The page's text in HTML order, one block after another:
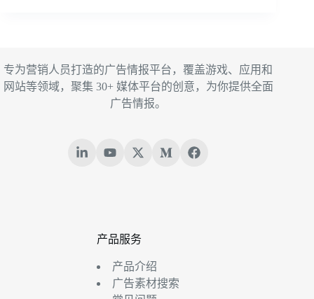
专为营销人员打造的广告情报平台，覆盖游戏、应用和
网站等领域，聚集 30+ 媒体平台的创意，为你提供全面
广告情报。
产品服务
产品介绍
广告素材搜索